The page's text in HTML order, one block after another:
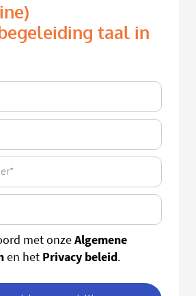
taal in
met onzeAlgemene
en het Privacy beleid.